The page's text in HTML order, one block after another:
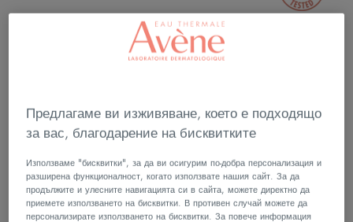
Богата, кремообразна текстура за много суха
Разкрива естествената красота на сухата
чувствителна кожа.
Защитава, изключително подхранва,
успокоява.
Предлагаме ви изживяване, което е подходящо
за вас, благодарение на бисквитките
Използваме "бисквитки", за да ви осигурим по-добра персонализация и
разширена функционалност, когато използвате нашия сайт. За да
продължите и улесните навигацията си в сайта, можете директно да
приемете използването на бисквитки. В противен случай можете да
персонализирате използването на бисквитки. За повече информация